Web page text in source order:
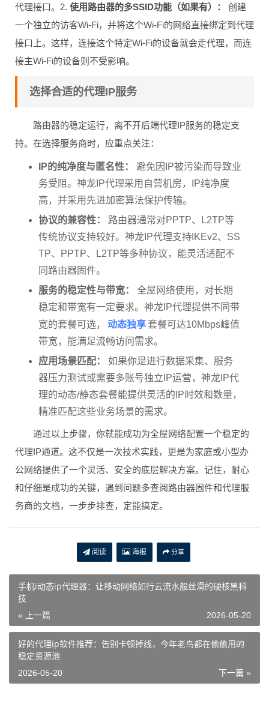
由规则中，只将指定内网IP（如192.168.1.100）的流量指向
代理接口。2.使用路由器的多SSID功能（如果有）：创建
一个独立的访客Wi-Fi，并将这个Wi-Fi的网络直接绑定到代理
接口上。这样，连接这个特定Wi-Fi的设备就会走代理，而连
接主Wi-Fi的设备则不受影响。
路由器的稳定运行，离不开后端代理IP服务的稳定支
持。在选择服务商时，应重点关注：
IP的纯净度与匿名性：避免因IP被污染而导致业
务受阻。神龙IP代理采用自营机房，IP纯净度
高，并采用先进加密算法保护传输。
协议的兼容性：路由器通常对PPTP、L2TP等
传统协议支持较好。神龙IP代理支持IKEv2、SS
TP、PPTP、L2TP等多种协议，能灵活适配不
同路由器固件。
服务的稳定性与带宽：全屋网络使用，对长期
稳定和带宽有一定要求。神龙IP代理提供不同带
宽的套餐可选，动态独享套餐可达10Mbps峰值
带宽，能满足流畅访问需求。
应用场景匹配：如果你是进行数据采集、服务
器压力测试或需要多账号独立IP运营，神龙IP代
理的动态/静态套餐能提供灵活的IP时效和数量，
精准匹配这些业务场景的需求。
通过以上步骤，你就能成功为全屋网络配置一个稳定的
代理IP通道。这不仅是一次技术实践，更是为家庭或小型办
公网络提供了一个灵活、安全的底层解决方案。记住，耐心
和仔细是成功的关键，遇到问题多查阅路由器固件和代理服
手机i动态ip代理器：让移动网络如行云流水般丝滑的硬核黑科
技
« 上一篇 2026-05-20
好的代理ip软件推荐：告别卡顿掉线，今年老鸟都在偷偷用的
稳定资源池